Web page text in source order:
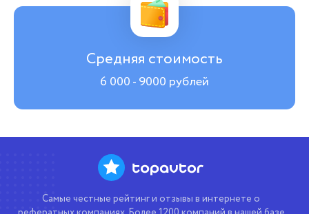
Средняя стоимость
6 000 - 9000 рублей
Самые честные рейтинг и отзывы в интернете о